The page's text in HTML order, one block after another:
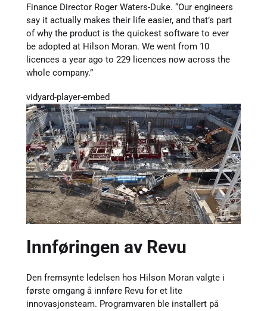
Finance Director Roger Waters-Duke. “Our engineers
say it actually makes their life easier, and that’s part
of why the product is the quickest software to ever
be adopted at Hilson Moran. We went from 10
licences a year ago to 229 licences now across the
whole company.”
vidyard-player-embed
Innføringen av Revu
Den fremsynte ledelsen hos Hilson Moran valgte i
første omgang å innføre Revu for et lite
innovasjonsteam. Programvaren ble installert på